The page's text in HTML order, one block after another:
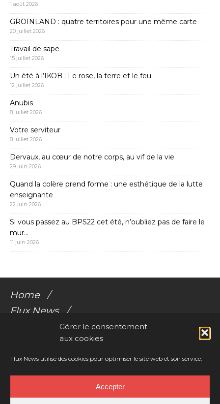
Gérer le consentement
aux cookies
Flux News utilise des cookies pour optimiser le site web et son service.
Accepter
1 août 2026
GROINLAND : quatre territoires pour une même carte
20 juillet 2026
Travail de sape
15 juillet 2026
Un été à l’IKOB : Le rose, la terre et le feu
12 juillet 2026
Anubis
8 juillet 2026
Votre serviteur
8 juillet 2026
Dervaux, au cœur de notre corps, au vif de la vie
29 juin 2026
Quand la colère prend forme : une esthétique de la lutte
enseignante
22 juin 2026
Si vous passez au BPS22 cet été, n’oubliez pas de faire le
mur…
11 juin 2026
Home
Flux News
Galerie Flux
Videos
Résonances Corporelles